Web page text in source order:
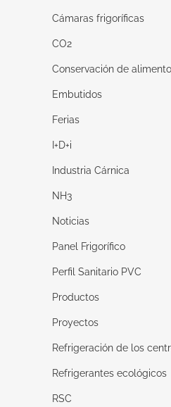
Cámaras frigoríficas
CO2
Conservación de
Embutidos
Ferias
I+D+i
Industria Cárnica
NH3
Noticias
Panel Frigorífico
Perfil Sanitario PVC
Productos
Proyectos
Refrigeración de los
Refrigerantes ecológicos
RSC